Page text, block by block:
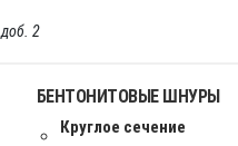
доб. 2
БЕНТОНИТОВЫЕ ШНУРЫ
Круглое сечение